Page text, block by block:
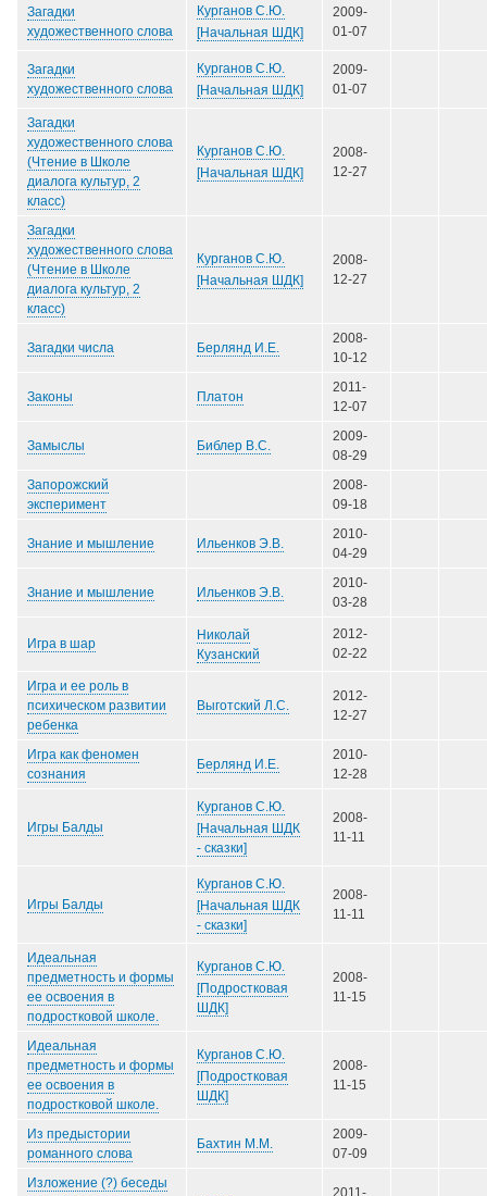
Загадки
художественного слова
Курганов С.Ю.
[Начальная ШДК]
2009-
01-07
Загадки
художественного слова
Курганов С.Ю.
[Начальная ШДК]
2009-
01-07
Загадки
художественного слова
(Чтение в Школе
диалога культур, 2
класс)
Курганов С.Ю.
[Начальная ШДК]
2008-
12-27
Загадки
художественного слова
(Чтение в Школе
диалога культур, 2
класс)
Курганов С.Ю.
[Начальная ШДК]
2008-
12-27
Загадки числа Берлянд И.Е.
2008-
10-12
Законы Платон
2011-
12-07
Замыслы Библер В.С.
2009-
08-29
Запорожский
эксперимент
2008-
09-18
Знание и мышление Ильенков Э.В.
2010-
04-29
Знание и мышление Ильенков Э.В.
2010-
03-28
Игра в шар
Николай
Кузанский
2012-
02-22
Игра и ее роль в
психическом развитии
ребенка
Выготский Л.С.
2012-
12-27
Игра как феномен
сознания
Берлянд И.Е.
2010-
12-28
Игры Балды
Курганов С.Ю.
[Начальная ШДК
- сказки]
2008-
11-11
Игры Балды
Курганов С.Ю.
[Начальная ШДК
- сказки]
2008-
11-11
Идеальная
предметность и формы
ее освоения в
подростковой школе.
Курганов С.Ю.
[Подростковая
ШДК]
2008-
11-15
Идеальная
предметность и формы
ее освоения в
подростковой школе.
Курганов С.Ю.
[Подростковая
ШДК]
2008-
11-15
Из предыстории
романного слова
Бахтин М.М.
2009-
07-09
Изложение (?) беседы